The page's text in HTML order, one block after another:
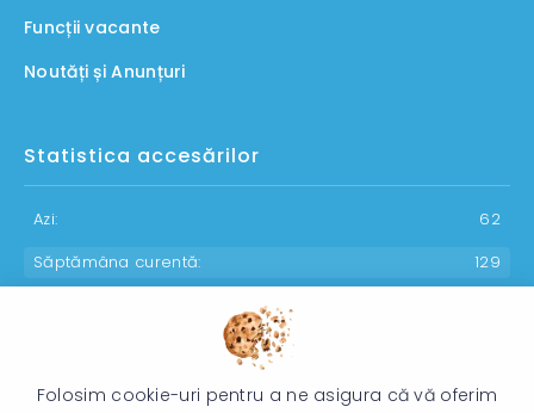
Funcții vacante
Noutăți și Anunțuri
Statistica accesărilor
Azi:
62
Săptămâna curentă:
129
Folosim cookie-uri pentru a ne asigura că vă oferim